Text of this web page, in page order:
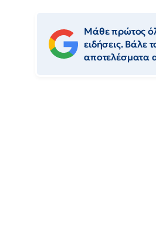
Μάθε πρώτος
ειδήσεις. Βάλε
αποτελέσματα